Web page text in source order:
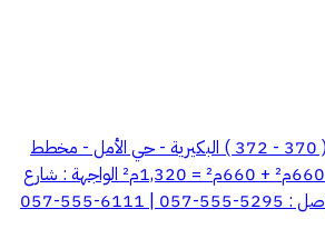
للبيع أرضين سكنية رقم ( 370 - 372 ) البكيرية - حي الأمل - مخطط
410/ق مساحة الأرض : 660م² + 660م² = 1,320م² الواجهة : شارع